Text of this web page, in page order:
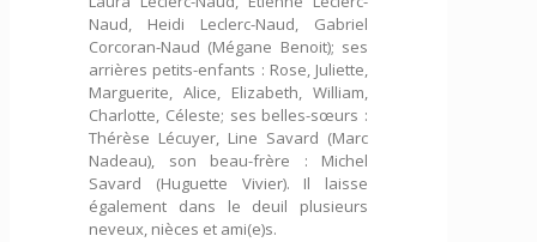
Naud, Heidi Leclerc-Naud, Gabriel
Corcoran-Naud (Mégane Benoit); ses
arrières petits-enfants : Rose, Juliette,
Marguerite, Alice, Elizabeth, William,
Charlotte, Céleste; ses belles-sœurs :
Thérèse Lécuyer, Line Savard (Marc
Nadeau), son beau-frère : Michel
Savard (Huguette Vivier). Il laisse
également dans le deuil plusieurs
neveux, nièces et ami(e)s.